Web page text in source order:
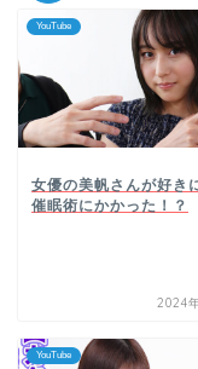
YouTube
女優の美帆さんが好き
催眠術にかかった！？
2024
YouTube